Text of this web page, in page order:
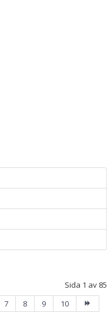
Sida 1 av 85
7 8 9 10